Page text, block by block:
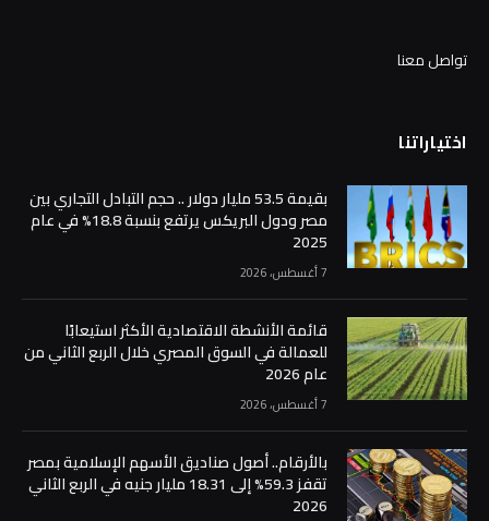
تواصل معنا
اختياراتنا
بقيمة 53.5 مليار دولار .. حجم التبادل التجاري بين
مصر ودول البريكس يرتفع بنسبة 18.8% في عام
2025
7 أغسطس، 2026
قائمة الأنشطة الاقتصادية الأكثر استيعابًا
للعمالة في السوق المصري خلال الربع الثاني من
عام 2026
7 أغسطس، 2026
بالأرقام.. أصول صناديق الأسهم الإسلامية بمصر
تقفز 59.3% إلى 18.31 مليار جنيه في الربع الثاني
2026